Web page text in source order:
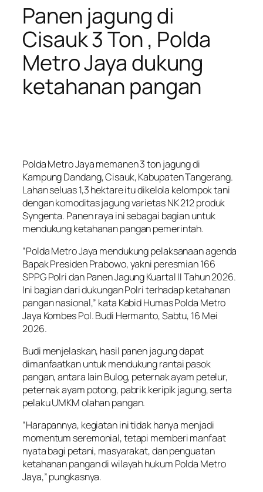
Panen jagung di
Cisauk 3 Ton , Polda
Metro Jaya dukung
ketahanan pangan
Polda Metro Jaya memanen 3 ton jagung di
Kampung Dandang, Cisauk, Kabupaten Tangerang.
Lahan seluas 1,3 hektare itu dikelola kelompok tani
dengan komoditas jagung varietas NK 212 produk
Syngenta. Panen raya ini sebagai bagian untuk
mendukung ketahanan pangan pemerintah.
“Polda Metro Jaya mendukung pelaksanaan agenda
Bapak Presiden Prabowo, yakni peresmian 166
SPPG Polri dan Panen Jagung Kuartal II Tahun 2026.
Ini bagian dari dukungan Polri terhadap ketahanan
pangan nasional,” kata Kabid Humas Polda Metro
Jaya Kombes Pol. Budi Hermanto, Sabtu, 16 Mei
2026.
Budi menjelaskan, hasil panen jagung dapat
dimanfaatkan untuk mendukung rantai pasok
pangan, antara lain Bulog, peternak ayam petelur,
peternak ayam potong, pabrik keripik jagung, serta
pelaku UMKM olahan pangan.
“Harapannya, kegiatan ini tidak hanya menjadi
momentum seremonial, tetapi memberi manfaat
nyata bagi petani, masyarakat, dan penguatan
ketahanan pangan di wilayah hukum Polda Metro
Jaya,” pungkasnya.